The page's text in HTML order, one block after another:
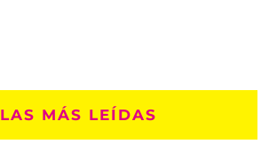
LAS MÁS LEÍDAS